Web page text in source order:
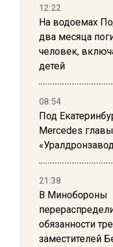
12:22
На водоемах
два месяца
человек,
детей
08:54
Под
Mercedes главы
21:38
В Минобороны
обязанности
заместителей